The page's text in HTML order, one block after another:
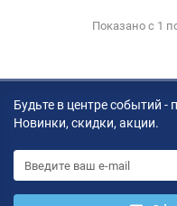
Показано с 1
Будьте в центре событий
Новинки, скидки, акции.